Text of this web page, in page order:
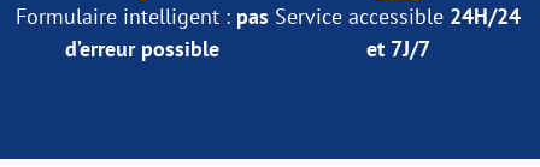
Formulaire intelligent : pas
d’erreur possible
Service accessible 24H/24
et 7J/7